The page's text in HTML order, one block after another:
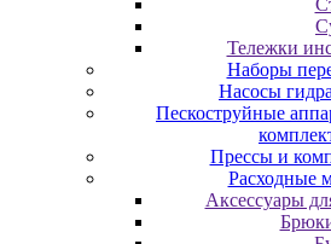
Тележки
Наборы
Насосы
Пескоструйные
Прессы и
Расходные
Аксессуары